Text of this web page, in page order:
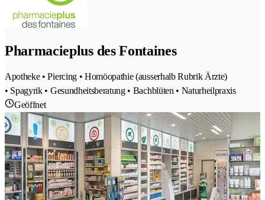
Pharmacieplus des Fontaines
Apotheke • Piercing • Homöopathie (ausserhalb Rubrik Ärzte)
• Spagyrik • Gesundheitsberatung • Bachblüten • Naturheilpraxis
Geöffnet